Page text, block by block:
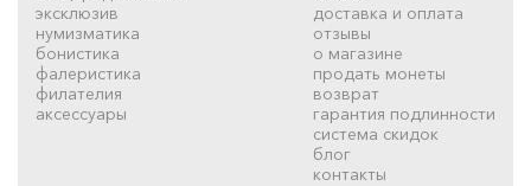
эксклюзив
нумизматика
бонистика
фалеристика
филателия
аксессуары
доставка и оплата
отзывы
о магазине
продать монеты
возврат
гарантия подлинности
система скидок
блог
контакты